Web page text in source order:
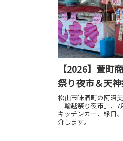
【2026】萱町
祭り夜市＆天
松山市味酒町の阿沼
「輪越祭り夜市」、
キッチンカー、縁日
介します。